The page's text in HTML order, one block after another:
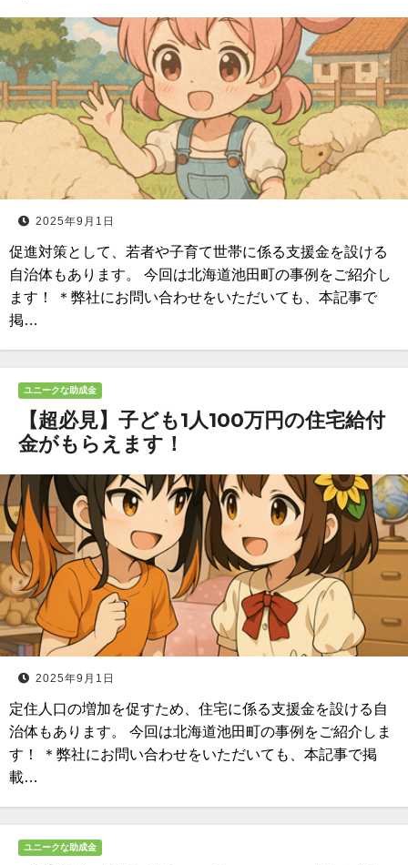
2025年9月1日
促進対策として、若者や子育て世帯に係る支援金を設ける
自治体もあります。 今回は北海道池田町の事例をご紹介し
ます！ ＊弊社にお問い合わせをいただいても、本記事で
掲…
ユニークな助成金
【超必見】子ども1人100万円の住宅給付
金がもらえます！
2025年9月1日
定住人口の増加を促すため、住宅に係る支援金を設ける自
治体もあります。 今回は北海道池田町の事例をご紹介しま
す！ ＊弊社にお問い合わせをいただいても、本記事で掲
載…
ユニークな助成金